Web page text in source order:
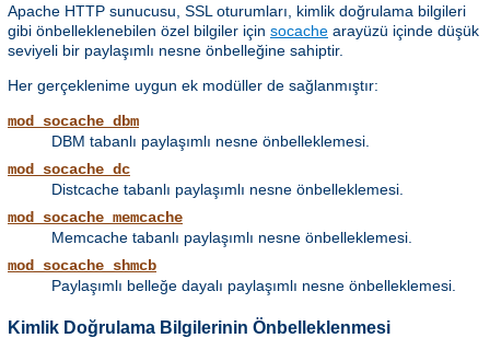
Apache HTTP sunucusu, SSL oturumları, kimlik doğrulama bilgileri
gibi önbelleklenebilen özel bilgiler için socache arayüzü içinde düşük
seviyeli bir paylaşımlı nesne önbelleğine sahiptir.
Her gerçeklenime uygun ek modüller de sağlanmıştır:
mod_socache_dbm
DBM tabanlı paylaşımlı nesne önbelleklemesi.
mod_socache_dc
Distcache tabanlı paylaşımlı nesne önbelleklemesi.
mod_socache_memcache
Memcache tabanlı paylaşımlı nesne önbelleklemesi.
mod_socache_shmcb
Paylaşımlı belleğe dayalı paylaşımlı nesne önbelleklemesi.
Kimlik Doğrulama Bilgilerinin Önbelleklenmesi